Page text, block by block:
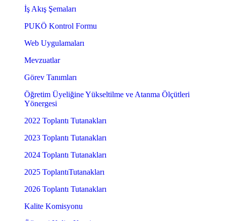
İş Akış Şemaları
PUKÖ Kontrol Formu
Web Uygulamaları
Mevzuatlar
Görev Tanımları
Öğretim Üyeliğine Yükseltilme ve Atanma Ölçütleri
Yönergesi
2022 Toplantı Tutanakları
2023 Toplantı Tutanakları
2024 Toplantı Tutanakları
2025 ToplantıTutanakları
2026 Toplantı Tutanakları
Kalite Komisyonu